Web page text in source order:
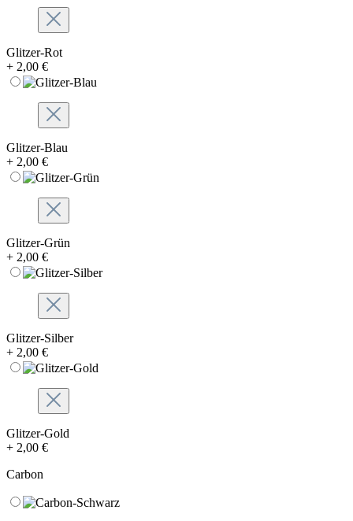
Glitzer-Rot
+ 2,00 €
Glitzer-Blau
+ 2,00 €
Glitzer-Grün
+ 2,00 €
Glitzer-Silber
+ 2,00 €
Glitzer-Gold
+ 2,00 €
Carbon